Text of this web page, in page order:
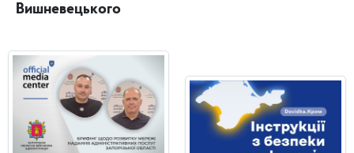
Вишневецького